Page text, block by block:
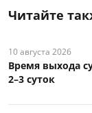
Читайте
10 августа 2026
Время выхода
2–3 суток